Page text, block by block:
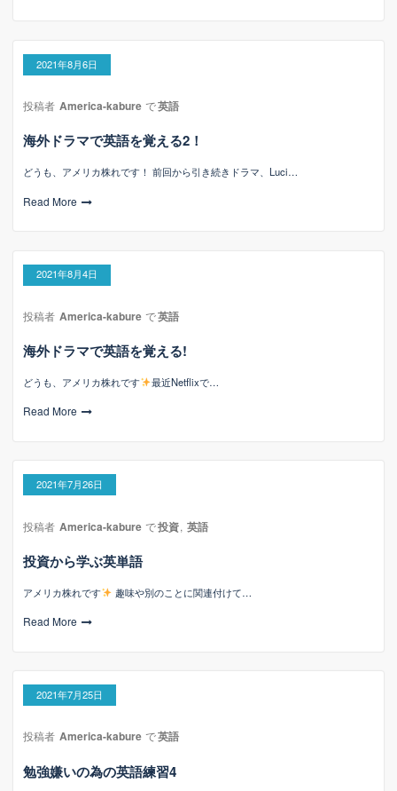
2021年8月6日
投稿者 America-kabure で英語
海外ドラマで英語を覚える2！
どうも、アメリカ株れです！ 前回から引き続きドラマ、Luci…
Read More
2021年8月4日
投稿者 America-kabure で英語
海外ドラマで英語を覚える!
どうも、アメリカ株れです 最近Netflixで…
Read More
2021年7月26日
投稿者 America-kabure で投資, 英語
投資から学ぶ英単語
アメリカ株れです 趣味や別のことに関連付けて…
Read More
2021年7月25日
投稿者 America-kabure で英語
勉強嫌いの為の英語練習4